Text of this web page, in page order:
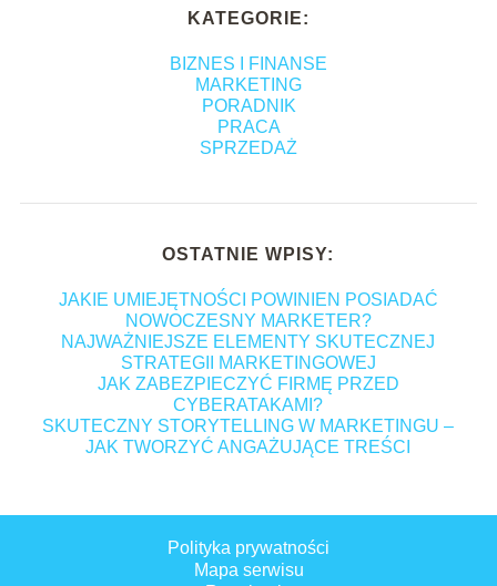
KATEGORIE:
BIZNES I FINANSE
MARKETING
PORADNIK
PRACA
SPRZEDAŻ
OSTATNIE WPISY:
JAKIE UMIEJĘTNOŚCI POWINIEN POSIADAĆ
NOWOCZESNY MARKETER?
NAJWAŻNIEJSZE ELEMENTY SKUTECZNEJ
STRATEGII MARKETINGOWEJ
JAK ZABEZPIECZYĆ FIRMĘ PRZED
CYBERATAKAMI?
SKUTECZNY STORYTELLING W MARKETINGU –
JAK TWORZYĆ ANGAŻUJĄCE TREŚCI
Polityka prywatności
Mapa serwisu